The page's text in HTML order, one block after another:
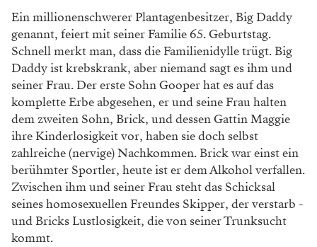
Ein millionenschwerer Plantagenbesitzer, Big Daddy
genannt, feiert mit seiner Familie 65. Geburtstag.
Schnell merkt man, dass die Familienidylle trügt. Big
Daddy ist krebskrank, aber niemand sagt es ihm und
seiner Frau. Der erste Sohn Gooper hat es auf das
komplette Erbe abgesehen, er und seine Frau halten
dem zweiten Sohn, Brick, und dessen Gattin Maggie
ihre Kinderlosigkeit vor, haben sie doch selbst
zahlreiche (nervige) Nachkommen. Brick war einst ein
berühmter Sportler, heute ist er dem Alkohol verfallen.
Zwischen ihm und seiner Frau steht das Schicksal
seines homosexuellen Freundes Skipper, der verstarb -
und Bricks Lustlosigkeit, die von seiner Trunksucht
kommt.